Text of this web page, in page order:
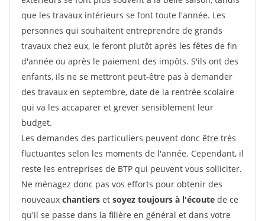
que les travaux intérieurs se font toute l'année. Les
personnes qui souhaitent entreprendre de grands
travaux chez eux, le feront plutôt après les fêtes de fin
d'année ou après le paiement des impôts. S'ils ont des
enfants, ils ne se mettront peut-être pas à demander
des travaux en septembre, date de la rentrée scolaire
qui va les accaparer et grever sensiblement leur
budget.
Les demandes des particuliers peuvent donc être très
fluctuantes selon les moments de l'année. Cependant, il
reste les entreprises de BTP qui peuvent vous solliciter.
Ne ménagez donc pas vos efforts pour obtenir des
nouveaux chantiers et soyez toujours à l'écoute de ce
qu'il se passe dans la filière en général et dans votre